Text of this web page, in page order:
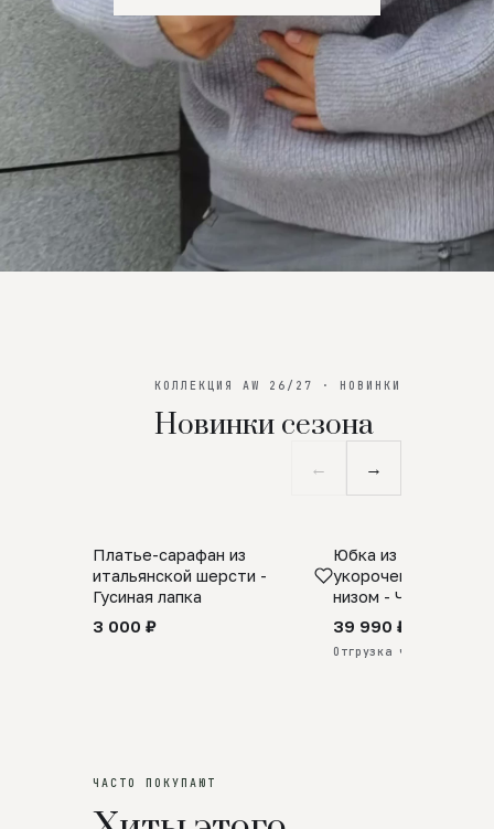
КОЛЛЕКЦИЯ AW 26/27 · НОВИНКИ
Новинки сезона
← →
SALE
Платье-сарафан из
итальянской шерсти -
Гусиная лапка
3 000 ₽
ПРЕДЗАКАЗ
Юбка из
укороченная с
низом - Черный
39 990 ₽
Отгрузка через 25 дней
ЧАСТО ПОКУПАЮТ